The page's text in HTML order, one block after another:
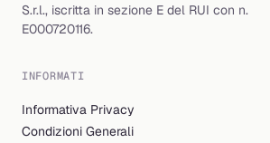
S.r.l., iscritta in sezione E del RUI con n.
E000720116.
INFORMATI
Informativa Privacy
Condizioni Generali